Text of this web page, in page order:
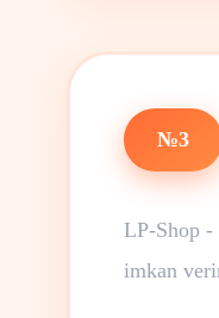
№3
LP-Shop -
imkan